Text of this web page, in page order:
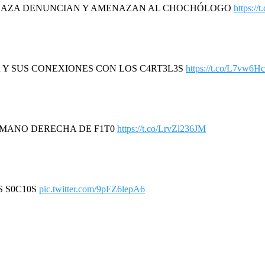
DENUNCIAN Y AMENAZAN AL CHOCHÓLOGOhttps://
SUS CONEXIONES CON LOS C4RT3L3Shttps://t.co/
DERECHA DE F1T0https://t.co/LrvZl236JM
S0C10Spic.twitter.com/9pFZ6lepA6